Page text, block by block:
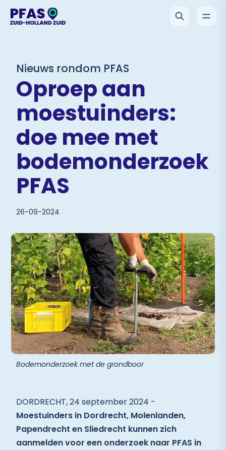
Nieuws rondom PFAS
Oproep aan
moestuinders:
doe mee met
bodemonderzoek
PFAS
26-09-2024
Bodemonderzoek met de grondboor
DORDRECHT, 24 september 2024 -
Moestuinders in Dordrecht, Molenlanden,
Papendrecht en Sliedrecht kunnen zich
aanmelden voor een onderzoek naar PFAS in